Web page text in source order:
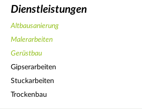
Dienstleistungen
Altbausanierung
Malerarbeiten
Gerüstbau
Gipserarbeiten
Stuckarbeiten
Trockenbau